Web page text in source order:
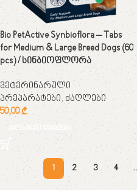
Bio PetActive Synbioflora – Tabs
for Medium & Large Breed Dogs (60
pcs) / სინბიოფლორა
ვეტერინარული
პრეპარატები, ძაღლები
50,00₾
კალათაში დამატება
1 2 3 4